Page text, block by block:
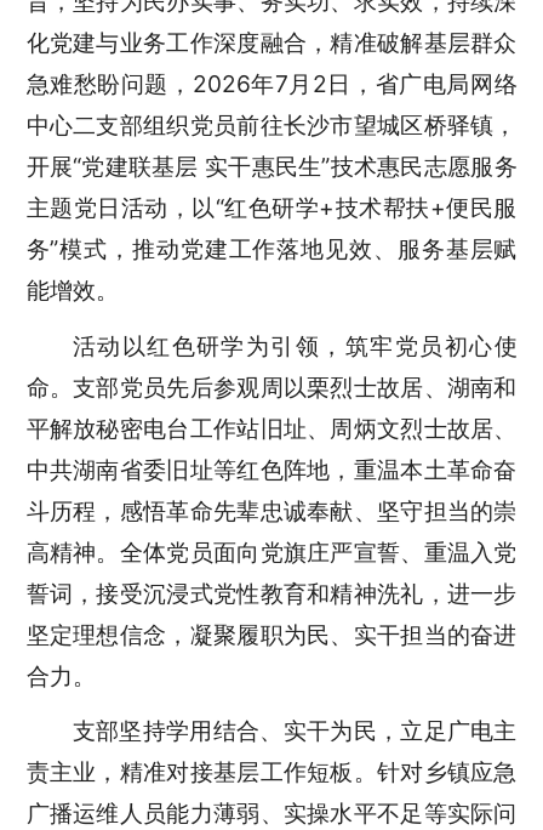
化党建与业务工作深度融合，精准破解基层群众
急难愁盼问题，2026年7月2日，省广电局网络
中心二支部组织党员前往长沙市望城区桥驿镇，
开展“党建联基层 实干惠民生”技术惠民志愿服务
主题党日活动，以“红色研学+技术帮扶+便民服
务”模式，推动党建工作落地见效、服务基层赋
能增效。
活动以红色研学为引领，筑牢党员初心使
命。支部党员先后参观周以栗烈士故居、湖南和
平解放秘密电台工作站旧址、周炳文烈士故居、
中共湖南省委旧址等红色阵地，重温本土革命奋
斗历程，感悟革命先辈忠诚奉献、坚守担当的崇
高精神。全体党员面向党旗庄严宣誓、重温入党
誓词，接受沉浸式党性教育和精神洗礼，进一步
坚定理想信念，凝聚履职为民、实干担当的奋进
合力。
支部坚持学用结合、实干为民，立足广电主
责主业，精准对接基层工作短板。针对乡镇应急
广播运维人员能力薄弱、实操水平不足等实际问